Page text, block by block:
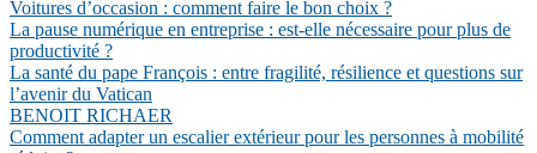
Voitures d’occasion : comment faire le bon choix ?
La pause numérique en entreprise : est-elle nécessaire pour plus de
productivité ?
La santé du pape François : entre fragilité, résilience et questions sur
l’avenir du Vatican
BENOIT RICHAER
Comment adapter un escalier extérieur pour les personnes à mobilité